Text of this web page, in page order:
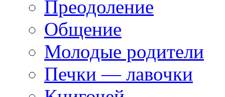
Преодоление
Общение
Молодые родители
Печки — лавочки